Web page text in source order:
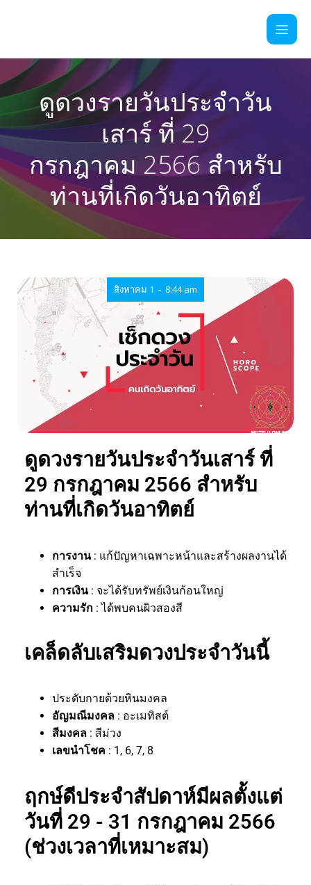
ดูดวงรายวันประจำวัน
เสาร์ ที่ 29
กรกฎาคม 2566 สำหรับ
ท่านที่เกิดวันอาทิตย์
สิงหาคม 1 - 8:44 am
ดูดวงรายวันประจำวันเสาร์ ที่
29 กรกฎาคม 2566 สำหรับ
ท่านที่เกิดวันอาทิตย์
การงาน : แก้ปัญหาเฉพาะหน้าและสร้างผลงานได้
สำเร็จ
การเงิน : จะได้รับทรัพย์เงินก้อนใหญ่
ความรัก : ได้พบคนผิวสองสี
เคล็ดลับเสริมดวงประจำวันนี้
ประดับกายด้วยหินมงคล
อัญมณีมงคล : อะเมทิสต์
สีมงคล : สีม่วง
เลขนำโชค : 1, 6, 7, 8
ฤกษ์ดีประจำสัปดาห์มีผลตั้งแต่
วันที่ 29 - 31 กรกฎาคม 2566
(ช่วงเวลาที่เหมาะสม)